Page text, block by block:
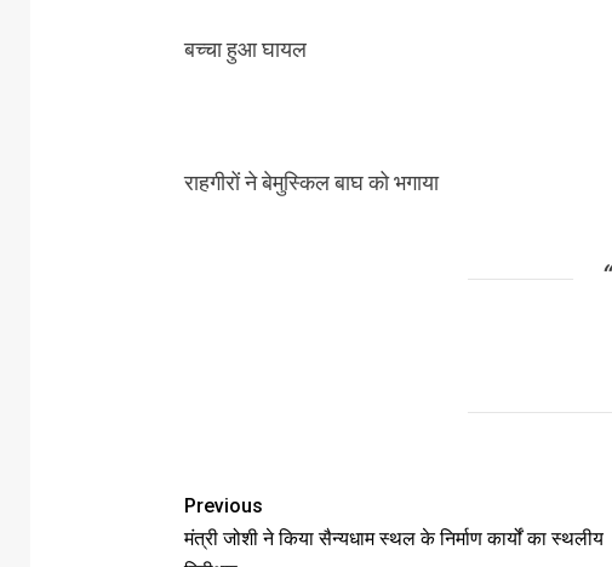
बच्चा हुआ घायल
राहगीरों ने बेमुस्किल बाघ को भगाया
Previous
मंत्री जोशी ने किया सैन्यधाम स्थल के निर्माण कार्यों का स्थलीय